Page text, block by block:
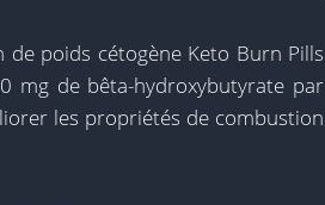
poids cétogène Keto Burn Pills
mg de bêta-hydroxybutyrate par
les propriétés de combustion